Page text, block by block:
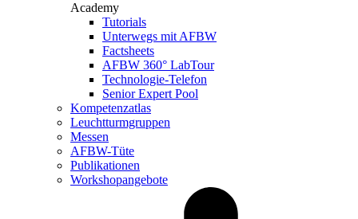
Academy
Tutorials
Unterwegs mit AFBW
Factsheets
AFBW 360° LabTour
Technologie-Telefon
Senior Expert Pool
Kompetenzatlas
Leuchtturm­gruppen
Messen
AFBW-Tüte
Publikationen
Workshopangebote